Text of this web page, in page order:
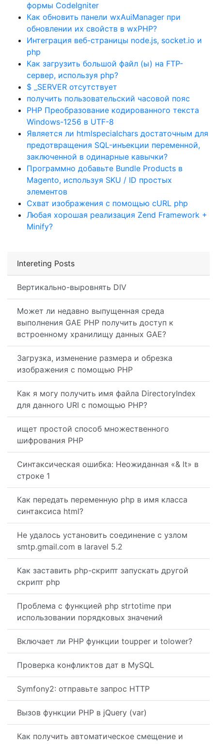
Intereting Posts
Вертикально-выровнять DIV
Может ли недавно выпущенная среда
выполнения GAE PHP получить доступ к
встроенному хранилищу данных GAE?
Загрузка, изменение размера и обрезка
изображения с помощью PHP
Как я могу получить имя файла DirectoryIndex
для данного URI с помощью PHP?
ищет простой способ множественного
шифрования PHP
Синтаксическая ошибка: Неожиданная «& lt» в
строке 1
Как передать переменную php в имя класса
синтаксиса html?
Не удалось установить соединение с узлом
smtp.gmail.com в laravel 5.2
Как заставить php-скрипт запускать другой
скрипт php
Проблема с функцией php strtotime при
использовании порядковых значений
Включает ли PHP функции toupper и tolower?
Проверка конфликтов дат в MySQL
Symfony2: отправьте запрос HTTP
Вызов функции PHP в jQuery (var)
Как получить автоматическое смещение и
формы CodeIgniter
Как обновить панели wxAuiManager при
обновлении их свойств в wxPHP?
Интеграция веб-страницы node.js, socket.io и
php
Как загрузить большой файл (ы) на FTP-
сервер, используя php?
$ _SERVER отсутствует
получить пользовательский часовой пояс
PHP Преобразование кодированного текста
Windows-1256 в UTF-8
Является ли htmlspecialchars достаточным для
предотвращения SQL-инъекции переменной,
заключенной в одинарные кавычки?
Программно добавьте Bundle Products в
Magento, используя SKU / ID простых
элементов
Схват изображения с помощью cURL php
Любая хорошая реализация Zend Framework +
Minify?